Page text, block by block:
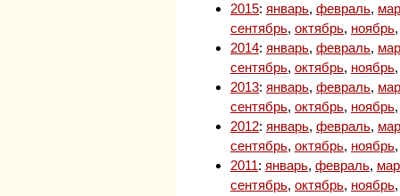
2015: январь, февраль,
сентябрь, октябрь, ноябрь
2014: январь, февраль,
сентябрь, октябрь, ноябрь
2013: январь, февраль,
сентябрь, октябрь, ноябрь
2012: январь, февраль,
сентябрь, октябрь, ноябрь
2011: январь, февраль,
сентябрь, октябрь, ноябрь